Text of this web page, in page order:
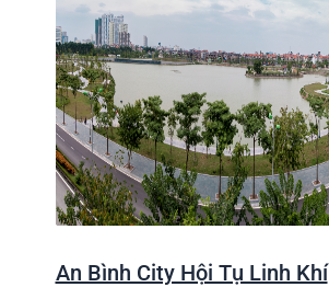
An Bình City Hội Tụ Linh Khí